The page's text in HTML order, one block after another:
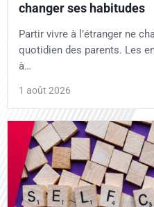
changer ses habitudes
Partir vivre à l’étranger ne
quotidien des parents. Les
à…
1 août 2026